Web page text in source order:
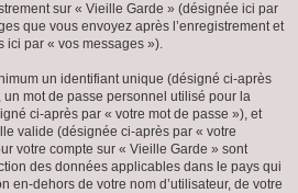
sur « Vieille Garde » (désignée ici par
que vous envoyez après l’enregistrement et
ici par « vos messages »).
un identifiant unique (désigné ci-après
un mot de passe personnel utilisé pour la
ci-après par « votre mot de passe »), et
valide (désignée ci-après par « votre
votre compte sur « Vieille Garde » sont
des données applicables dans le pays qui
en-dehors de votre nom d’utilisateur, de votre